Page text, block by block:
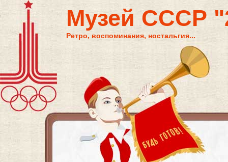
Музей СССР
Ретро, воспоминания, ностальгия...